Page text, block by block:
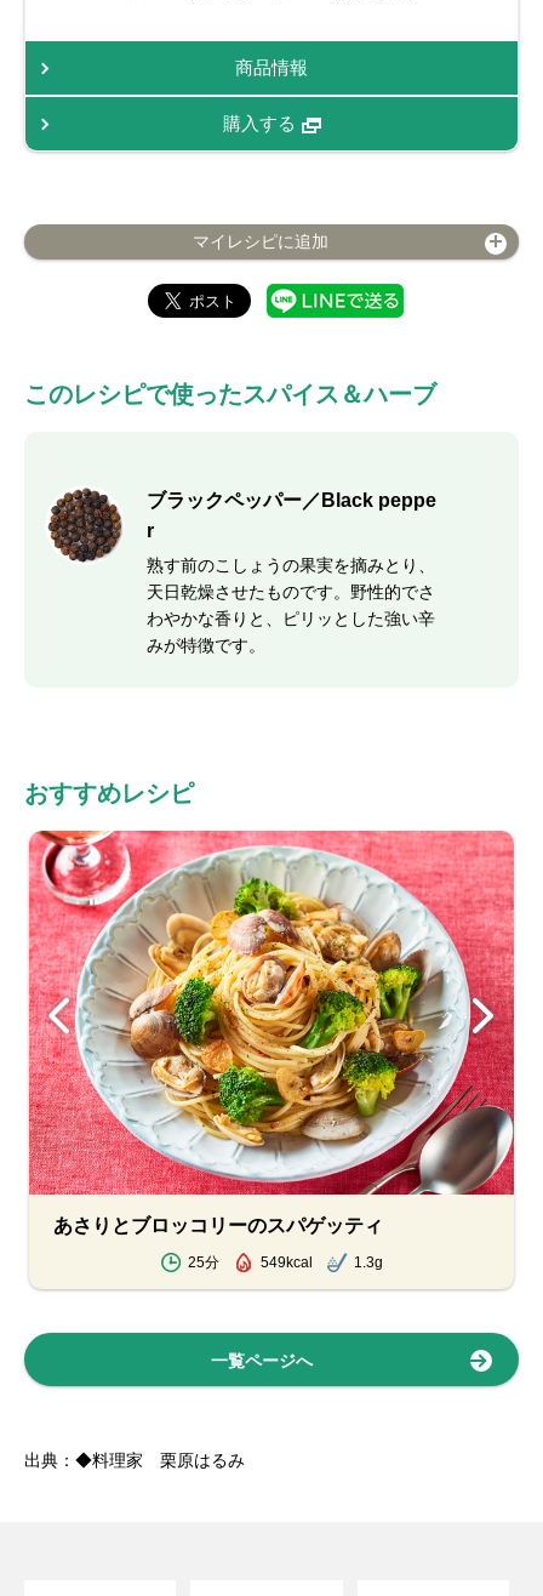
商品情報
購入する
マイレシピに追加
このレシピで使ったスパイス＆ハーブ
ブラックペッパー／Black peppe
r
熟す前のこしょうの果実を摘みとり、
天日乾燥させたものです。野性的でさ
わやかな香りと、ピリッとした強い辛
みが特徴です。
おすすめレシピ
あさりとブロッコリーのスパゲッティ
25分 549kcal 1.3g
一覧ページへ
出典：◆料理家 栗原はるみ